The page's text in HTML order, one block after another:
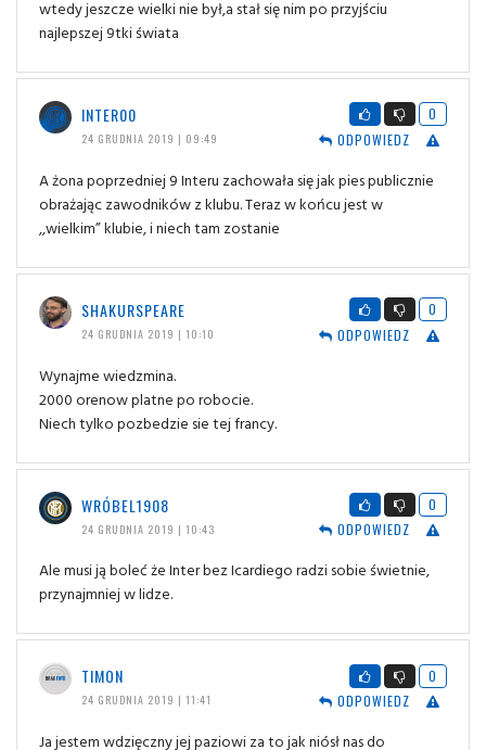
wtedy jeszcze wielki nie był,a stał się nim po przyjściu
najlepszej 9tki świata
INTER00
24 GRUDNIA 2019 | 09:49
0
ODPOWIEDZ
A żona poprzedniej 9 Interu zachowała się jak pies publicznie
obrażając zawodników z klubu. Teraz w końcu jest w
,,wielkim” klubie, i niech tam zostanie
SHAKURSPEARE
24 GRUDNIA 2019 | 10:10
0
ODPOWIEDZ
Wynajme wiedzmina.
2000 orenow platne po robocie.
Niech tylko pozbedzie sie tej francy.
WRÓBEL1908
24 GRUDNIA 2019 | 10:43
0
ODPOWIEDZ
Ale musi ją boleć że Inter bez Icardiego radzi sobie świetnie,
przynajmniej w lidze.
TIMON
24 GRUDNIA 2019 | 11:41
0
ODPOWIEDZ
Ja jestem wdzięczny jej paziowi za to jak niósł nas do